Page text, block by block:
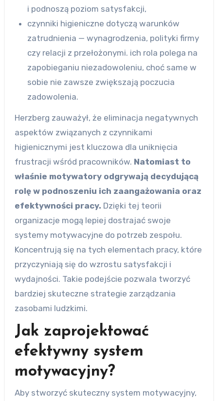
i podnoszą poziom satysfakcji,
czynniki higieniczne dotyczą warunków
zatrudnienia — wynagrodzenia, polityki firmy
czy relacji z przełożonymi. ich rola polega na
zapobieganiu niezadowoleniu, choć same w
sobie nie zawsze zwiększają poczucia
zadowolenia.
Herzberg zauważył, że eliminacja negatywnych
aspektów związanych z czynnikami
higienicznymi jest kluczowa dla uniknięcia
frustracji wśród pracowników. Natomiast to
właśnie motywatory odgrywają decydującą
rolę w podnoszeniu ich zaangażowania oraz
efektywności pracy. Dzięki tej teorii
organizacje mogą lepiej dostrajać swoje
systemy motywacyjne do potrzeb zespołu.
Koncentrują się na tych elementach pracy, które
przyczyniają się do wzrostu satysfakcji i
wydajności. Takie podejście pozwala tworzyć
bardziej skuteczne strategie zarządzania
zasobami ludzkimi.
Jak zaprojektować
efektywny system
motywacyjny?
Aby stworzyć skuteczny system motywacyjny,